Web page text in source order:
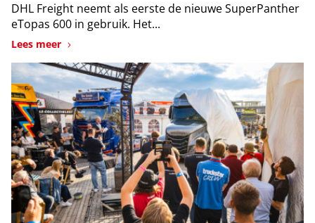
DHL Freight neemt als eerste de nieuwe SuperPanther
eTopas 600 in gebruik. Het...
Lees meer